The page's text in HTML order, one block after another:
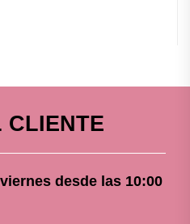
CLIENTE
desde las 10:00